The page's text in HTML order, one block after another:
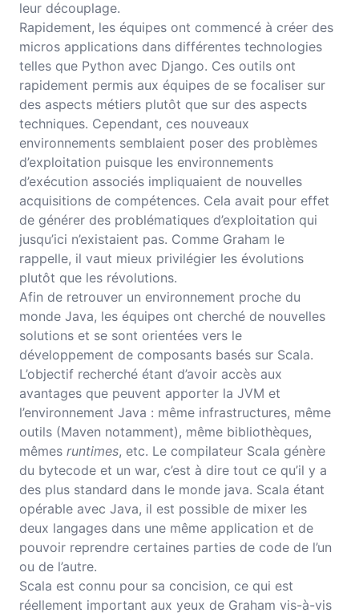
leur découplage.
Rapidement, les équipes ont commencé à créer des
micros applications dans différentes technologies
telles que Python avec Django. Ces outils ont
rapidement permis aux équipes de se focaliser sur
des aspects métiers plutôt que sur des aspects
techniques. Cependant, ces nouveaux
environnements semblaient poser des problèmes
d’exploitation puisque les environnements
d’exécution associés impliquaient de nouvelles
acquisitions de compétences. Cela avait pour effet
de générer des problématiques d’exploitation qui
jusqu’ici n’existaient pas. Comme Graham le
rappelle, il vaut mieux privilégier les évolutions
plutôt que les révolutions.
Afin de retrouver un environnement proche du
monde Java, les équipes ont cherché de nouvelles
solutions et se sont orientées vers le
développement de composants basés sur Scala.
L’objectif recherché étant d’avoir accès aux
avantages que peuvent apporter la JVM et
l’environnement Java : même infrastructures, même
outils (Maven notamment), même bibliothèques,
mêmes runtimes, etc. Le compilateur Scala génère
du bytecode et un war, c’est à dire tout ce qu’il y a
des plus standard dans le monde java. Scala étant
opérable avec Java, il est possible de mixer les
deux langages dans une même application et de
pouvoir reprendre certaines parties de code de l’un
ou de l’autre.
Scala est connu pour sa concision, ce qui est
réellement important aux yeux de Graham vis-à-vis